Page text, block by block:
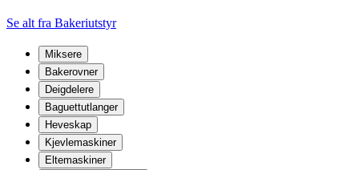
Se alt fra Bakeriutstyr
Miksere
Bakerovner
Deigdelere
Baguettutlanger
Heveskap
Kjevlemaskiner
Eltemaskiner